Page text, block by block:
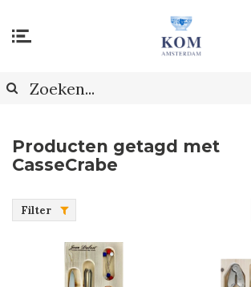
Producten getagd met
CasseCrabe
Filter